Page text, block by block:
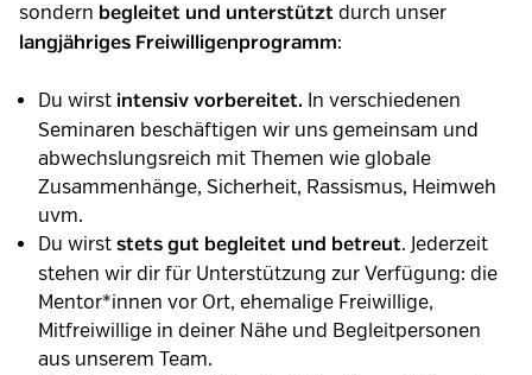
sondern begleitet und unterstützt durch unser
langjähriges Freiwilligenprogramm:
Du wirst intensiv vorbereitet. In verschiedenen
Seminaren beschäftigen wir uns gemeinsam und
abwechslungsreich mit Themen wie globale
Zusammenhänge, Sicherheit, Rassismus, Heimweh
uvm.
Du wirst stets gut begleitet und betreut. Jederzeit
stehen wir dir für Unterstützung zur Verfügung: die
Mentor*innen vor Ort, ehemalige Freiwillige,
Mitfreiwillige in deiner Nähe und Begleitpersonen
aus unserem Team.